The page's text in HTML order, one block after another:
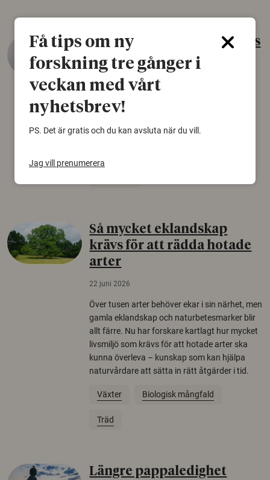
Gammalt skinn var Sveriges
äldsta sko
22 juni 2026
Det som arkeologer länge trodde var en
björnfäll visar sig vara delar av en 2000 år
gammal sko. Fyndet bär spår av romerskt
Så mycket eklandskap
krävs för att rädda hotade
arter
22 juni 2026
Över tusen arter behöver ekar i sin närhet, men
gamla eklandskap och naturbetesmarker blir
allt färre. Nu har forskare kartlagt hur mycket
livsmiljö som krävs för att hotade arter ska
kunna överleva – kunskap som kan hjälpa
naturvårdare att sätta in rätt åtgärder i tid.
Växter Biologisk mångfald
Träd
Längre pappaledighet
Få tips om ny
forskning tre gånger i
veckan med vårt
nyhetsbrev!
PS. Det är gratis och du kan avsluta när du vill.
Jag vill prenumerera